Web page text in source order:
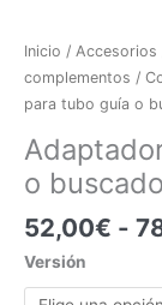
Inicio / Accesorios
complementos /
para tubo guía o
o
52,00€ -
Versión